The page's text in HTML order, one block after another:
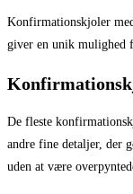
Konfirmationskjoler
giver en unik mulighed
De fleste
andre fine detaljer, der
uden at være